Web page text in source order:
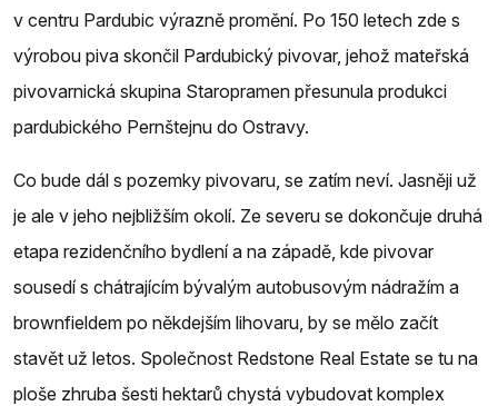
v centru Pardubic výrazně promění. Po 150 letech zde s
výrobou piva skončil Pardubický pivovar, jehož mateřská
pivovarnická skupina Staropramen přesunula produkci
pardubického Pernštejnu do Ostravy.
Co bude dál s pozemky pivovaru, se zatím neví. Jasněji už
je ale v jeho nejbližším okolí. Ze severu se dokončuje druhá
etapa rezidenčního bydlení a na západě, kde pivovar
sousedí s chátrajícím bývalým autobusovým nádražím a
brownfieldem po někdejším lihovaru, by se mělo začít
stavět už letos. Společnost Redstone Real Estate se tu na
ploše zhruba šesti hektarů chystá vybudovat komplex